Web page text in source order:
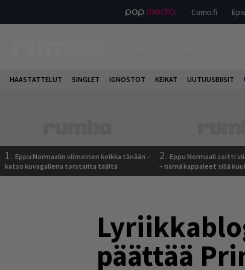
Como.fi
HAASTATTELUT SINGLET IGNOSTOT KEIKAT UUTUUSBIISIT
1. Eppu Normaalin viimeinen keikka tänään –
katso kuvagalleria torstailta täältä
2. Eppu Normaali soitti
– nämä kappaleet sillä
päättää